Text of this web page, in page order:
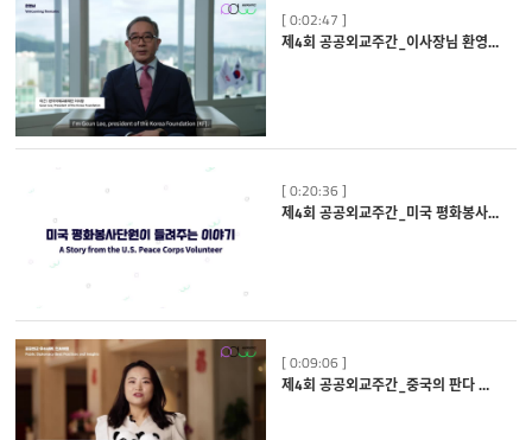
[ 0:02:47 ]
제4회 공공외교주간_이사장님 환영사
[ 0:20:36 ]
제4회 공공외교주간_미국 평화봉사단원이 들려주는 이야기
[ 0:09:06 ]
제4회 공공외교주간_중국의 판다 디플로머시